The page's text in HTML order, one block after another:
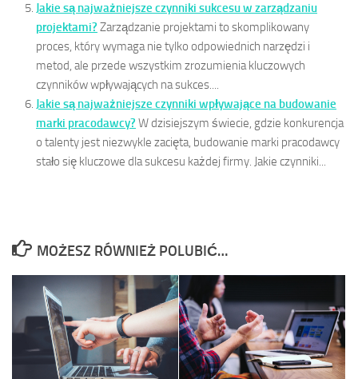
Jakie są najważniejsze czynniki sukcesu w zarządzaniu
projektami? Zarządzanie projektami to skomplikowany
proces, który wymaga nie tylko odpowiednich narzędzi i
metod, ale przede wszystkim zrozumienia kluczowych
czynników wpływających na sukces....
Jakie są najważniejsze czynniki wpływające na budowanie
marki pracodawcy? W dzisiejszym świecie, gdzie konkurencja
o talenty jest niezwykle zacięta, budowanie marki pracodawcy
stało się kluczowe dla sukcesu każdej firmy. Jakie czynniki...
MOŻESZ RÓWNIEŻ POLUBIĆ…